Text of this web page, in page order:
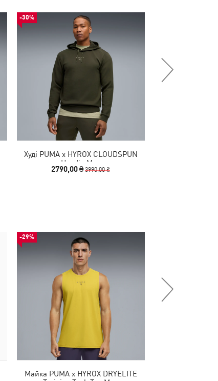
-30%
Худі PUMA x HYROX CLOUDSPUN
Hoodie Men
2790,00 ₴3990,00 ₴
-29%
Майка PUMA x HYROX DRYELITE